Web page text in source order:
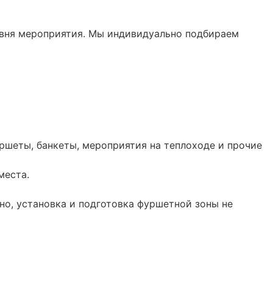
мероприятия. Мы индивидуально подбираем
банкеты, мероприятия на теплоходе и прочие
установка и подготовка фуршетной зоны не